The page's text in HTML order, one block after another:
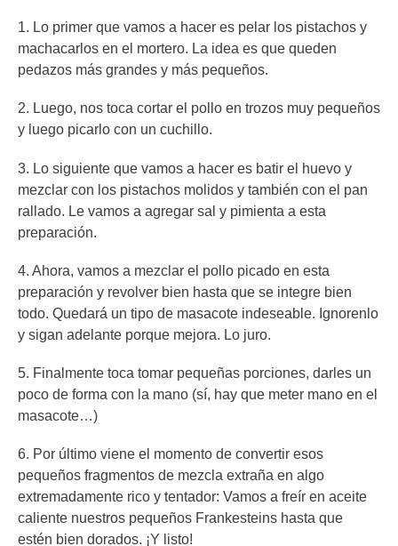
1. Lo primer que vamos a hacer es pelar los pistachos y
machacarlos en el mortero. La idea es que queden
pedazos más grandes y más pequeños.
2. Luego, nos toca cortar el pollo en trozos muy pequeños
y luego picarlo con un cuchillo.
3. Lo siguiente que vamos a hacer es batir el huevo y
mezclar con los pistachos molidos y también con el pan
rallado. Le vamos a agregar sal y pimienta a esta
preparación.
4. Ahora, vamos a mezclar el pollo picado en esta
preparación y revolver bien hasta que se integre bien
todo. Quedará un tipo de masacote indeseable. Ignorenlo
y sigan adelante porque mejora. Lo juro.
5. Finalmente toca tomar pequeñas porciones, darles un
poco de forma con la mano (sí, hay que meter mano en el
masacote…)
6. Por último viene el momento de convertir esos
pequeños fragmentos de mezcla extraña en algo
extremadamente rico y tentador: Vamos a freír en aceite
caliente nuestros pequeños Frankesteins hasta que
estén bien dorados. ¡Y listo!